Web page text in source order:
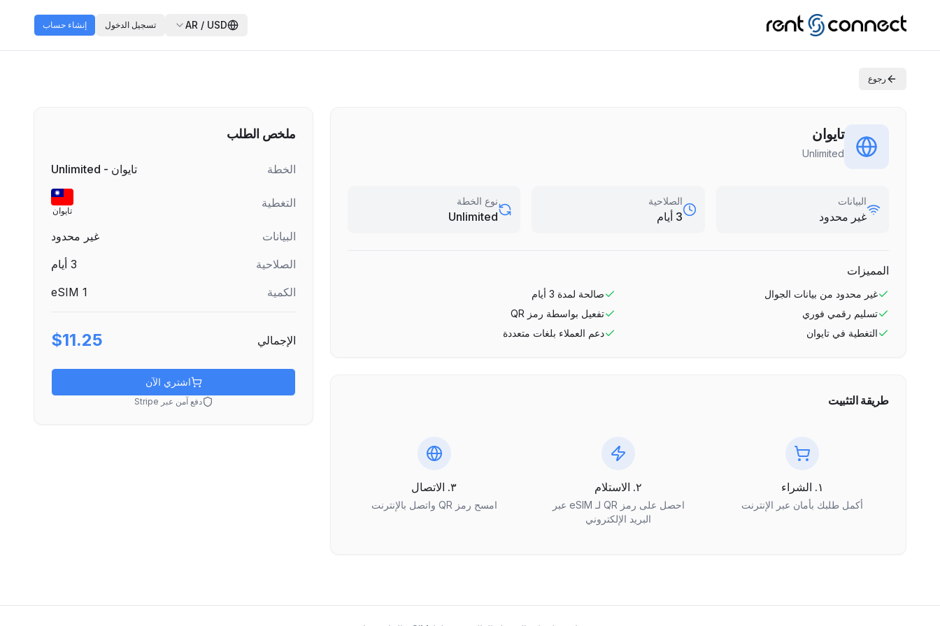
AR / USD تسجيل الدخول إنشاء حساب
رجوع
تايوان
Unlimited
البيانات
غير محدود
الصلاحية
3 أيام
نوع الخطة
Unlimited
المميزات
غير محدود من بيانات الجوال صالحة لمدة 3 أيام
تسليم رقمي فوري
تفعيل بواسطة رمز QR
التغطية في تايوان دعم العملاء بلغات متعددة
طريقة التثبيت
١. الشراء
أكمل طلبك بأمان عبر الإنترنت
٢. الاستلام
احصل على رمز QR لـ eSIM عبر
البريد الإلكتروني
٣. الاتصال
امسح رمز QR واتصل بالإنترنت
ملخص الطلب
الخطة تايوان - Unlimited
التغطية
تايوان
البيانات
غير محدود
الصلاحية
3 أيام
الكمية
1
الإجمالي $11.25
اشتري الآن
دفع آمن عبر Stripe